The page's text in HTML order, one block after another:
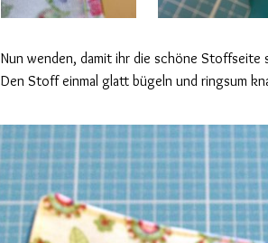
Nun wenden, damit ihr die schöne Stoffseite
Den Stoff einmal glatt bügeln und ringsum